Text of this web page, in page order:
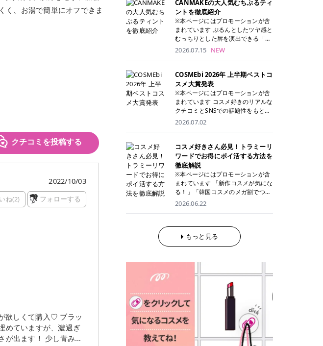
く、お湯で簡単にオフできま
クチコミを投稿する
2022/10/03
ね(2) フォローする
を用意する手間がなく、忙しい朝で
もサッと使えるのが魅力です。 ま
た、保湿成分を豊富に配合した商品
が多く、拭き取り後にそのまま部分
用パックとして使えるトナーパッド
も増えています。 一方、拭き取り化
粧水は液体タイプのため、コットン
整しやすく、お気に入りの化粧水を
使いたい方やコストを抑えて続けた
い方にもおすすめです。 トナーパッ
ドのメリット トナーパッドは、角質
ケア・保湿ケア・部分用パックまで
1枚で行える便利なスキンケアアイ
テムです。 ここでは、トナーパッド
す。 古い角質や皮脂汚れをやさしく
オフ トナーパッドを使用すること
で、洗顔だけでは落としきれない古
い角質や余分な皮脂汚れをやさしく
拭き取り、なめらかな肌へ整えま
す。 保湿ケアまで1枚でできる 保湿
成分を配合したトナーパッドなら、
ケアにもぴったりです。 部分パック
としても使える 多くのトナーパッド
は、乾燥が気になる頬や額、小鼻な
アとしても活用できます。 トナーパ
ッドの選び方 トナーパッドは、配合
成分やパッドの素材によって特徴が
異なります。 自分の肌悩みや理想の
仕上がりに合わせて選ぶことで、毎
日のスキンケアに取り入れやすくな
ります。 肌悩みに合わせて選ぶ パ
ッドの素材で選ぶ トナーパッドの使
い方 洗顔後すぐの清潔な肌に使用し
ます。 STEP1 エンボス面（凹凸
徴 脱毛器 詳細 フレイアクリニック
52,800円(税込)/5回 94,600円(税
込)/5回 肌への負担に配慮しなが
ら、コストパフォーマンスも重視し
たい方に！ メディオスターモノリス
メディオスターNeXT PRO 公式サイ
ト> レジーナクリニック 52,800円
(税込)/5回 99,000円(税込)/5回 ジェ
ントルシリーズを選べるため、脱毛
機にこだわりたい方におすすめ！ ジ
ェントルマックスプロ ジェントルマ
ックスプロプラス ジェントルレーズ
プロ ソプラノチタニウム 公式サイ
ト> エミナルクリニック 49,500円
(税込)/6回 93,500円(税込)/6回 エミ
定！月々払いも安くて通いやすい ク
リスタルプロ 公式サイト> リゼクリ
ニック 109,800円(税込)/5回 144,80
0円(税込)/5回 毛質に合わせて脱毛
機を選択可能！有効期限も5年と長
くマイペースに通いやすい ラシャ
メディオスターNeXT PRO ジェント
ルYAGプロ 公式サイト> ｜そもそも
うの？ 脱毛を考えたときに、まず悩
むのが「医療脱毛とエステ脱毛、ど
っちがいいの？」ということではな
するまでの期間や必要な施術回数が
大きな違いとして挙げられます！ 医
療脱毛は、医療機関（クリニックや
皮膚科など）だけで扱える高出力の
レーザーを使って、発毛組織にアプ
ローチする施術といわれています。
そのため、少ない回数で永久脱毛
（※）を目指すことができます。
（※永久脱毛とは一生毛が1本も生
えてこないという意味ではなく、ア
体系をはじめ、学生や友人同士でお
得になる割引キャンペーン、無料カ
ウンセリングから施術までの具体的
なステップを分かりやすく解説しま
す。 これから手軽に全身医療脱毛を
後までチェックして、ご自身にぴっ
ください！ クリニック 全身＋VIO
全身＋VIO＋顔 特徴 脱毛器 詳細 フ
レイアクリニック 52,800円(税込)/5
回 94,600円(税込)/5回 肌への負担
に配慮しながら、コストパフォーマ
ンスも重視したい方に！ メディオス
ターモノリス メディオスターNeXT
PRO 公式サイト> レジーナクリニッ
ク 52,800円(税込)/5回 99,000円(税
込)/5回 ジェントルシリーズを選べ
るため、脱毛機にこだわりたい方に
おすすめ！ ジェントルマックスプロ
ジェントルマックスプロプラス ジェ
ントルレーズプロ ソプラノチタニウ
ム 公式サイト> エミナルクリニック
49,500円(税込)/6回 93,500円(税
込)/6回 エミナルクリニックの始め
通いやすい クリスタルプロ 公式サ
イト> リゼクリニック 109,800円(税
込)/5回 144,800円(税込)/5回 毛質に
すい ラシャ メディオスターNeXT P
RO ジェントルYAGプロ 公式サイト
> ※医療脱毛は自由診療です。治療
には赤み、痒み、火傷、毛嚢炎、一
時的な硬毛化などのリスクが伴いま
す。 目次▼ 1. エミナルクリニック
の魅力とは？選ばれる3つの特徴 ・
最短6か月からの脱毛プランが選べ
CANMAKEの大人気むちぷるティ
ントを徹底紹介
※本ページにはプロモーションが含
まれています ぷるんとしたツヤ感と
むっちりとした唇を演出できる「C
ANMAKE（キャンメイク）むちぷる
湿ケアも叶えられることから、SNS
でも話題の人気リップです。 「自分
にはどのカラーが似合う？」「イエ
ベ・ブルベ別のおすすめは？」と気
になっている方も多いのではないで
とともにご紹介！それぞれの色味や
なメイクに合うのかまで詳しく解説
します✨ ※メイクアップ効果による
CANMAKE むちぷるティントとは？
CANMAKE むちぷるティントは、テ
ィント・プランパー・保湿ケアを1
本で叶えるリップです。 するすると
塗れるなめらかなテクスチャーで、
縦ジワをカバーしながら、むっちり
としたツヤのある唇を演出します。
るため、乾燥しにくくデイリー使い
にもぴったり！ アイテム詳細を見る
ような血色感を演出するヌーディー
ピンク。 黄みと青みのバランスが良
く、自然になじむコーラル系カラー
です。 自然な血色感をプラスしてく
れるので、ナチュラルメイクとの相
性抜群。 可愛らしく、多幸感のある
印象に仕上がります。 ワインベリー
｜気品をまとうローズレッド 深みの
2026.07.15 NEW
COSMEbi 2026年 上半期ベストコ
スメ大賞発表
※本ページにはプロモーションが含
まれています コスメ好きのリアルな
クチコミとSNSでの話題性をもとに
選出された、COSMEbi 2026年上半
た名品たちを、カテゴリ別にご紹介
します。 本記事では、2025年11月
～2026年4月までの半年間におい
て、COSMEbi内でのクチコミとSN
Sでの話題性を元に選出されたコス
メやスキンケアなどの化粧品を「総
国コスメ」に分けて1位～3位までを
ランキング形式で発表！ 2026年上
半期 総合大賞 AMUSE（アミュー
ズ）「 ジェルフィットグロス」 👑
「ジェルフィットグロス」の特徴 唇
ーグロスが広がり、ふっくらボリュ
フティングしたような、新しいリッ
プティンググロス💄 実際に使用した
方のクチコミ > 5 > プルプル > 唇に
塗るPDRNグロス > > AMUSE ジェ
ルフィットグロス > > ぷっくりツヤ
ツヤだけどベタっとした感じはなく
て使いやすいですね。プランピング
効果で少しスーッとします。ここは
2026.07.02
コスメ好きさん必見！トラミーリ
ワードでお得にポイ活する方法を
徹底解説
※本ページにはプロモーションが含
まれています 「新作コスメが気にな
る！」「韓国コスメのメガ割でつい
買いすぎてしまう……」 そんな美容
を少し工夫するだけでポイントを貯
められるため、コスメやスキンケア
にかかる費用を少しでも抑えたい方
も、＠cosmeも、いつものコスメ購
入を“ちょっとお得”に変えられるの
が、トラミーリワードです✨ 今回
は、トラミーリワードの特徴や活用
方法、美容好きさんにおすすめな理
由を詳しくご紹介します！ トラミー
リワードとは？ 「トラミーリワー
ド」は、東証グロース上場企業であ
る株式会社アイズが運営する、安
心・安全なポイントサイト機能で
2026.06.22
もっと見る